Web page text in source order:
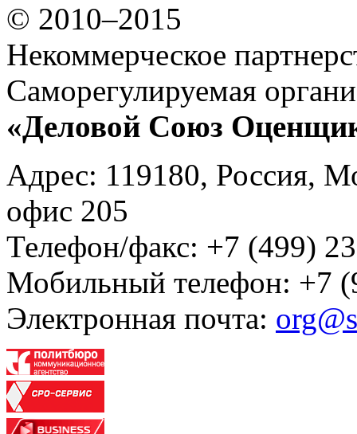
© 2010–2015
Некоммерческое
Саморегулируемая
«Деловой Союз
Адрес: 119180, Россия,
офис 205
Телефон/факс: +7 (499)
Мобильный телефон: +7
Электронная почта: